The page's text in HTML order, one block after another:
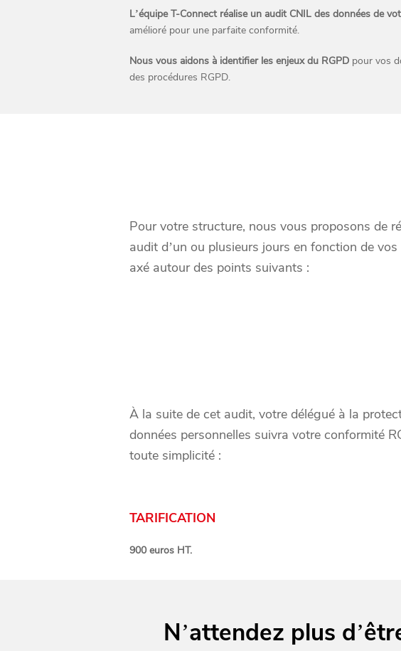
L’équipe T-Connect réalise un audit CNIL des données de
amélioré pour une parfaite conformité.
Nous vous aidons à identifier les enjeux du RGPD pour vos
des procédures RGPD.
Pour votre structure, nous vous proposons de
audit d’un ou plusieurs jours en fonction de vos
axé autour des points suivants :
À la suite de cet audit, votre délégué à la
données personnelles suivra votre conformité
toute simplicité :
TARIFICATION
900 euros HT.
N’attendez plus